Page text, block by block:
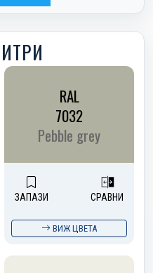
RAL
7032
Pebble grey
ЗАПАЗИ СРАВНИ
ВИЖ ЦВЕТА